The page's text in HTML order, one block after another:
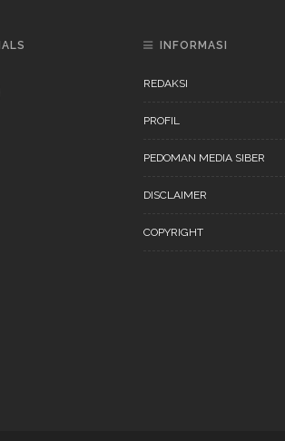
INFORMASI
REDAKSI
PROFIL
PEDOMAN MEDIA SIBER
DISCLAIMER
COPYRIGHT